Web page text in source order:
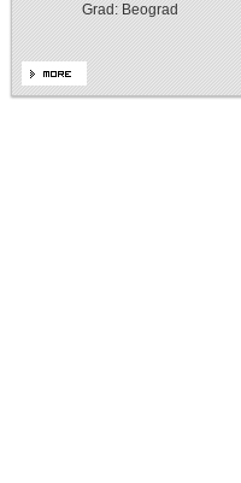
Grad: Beograd